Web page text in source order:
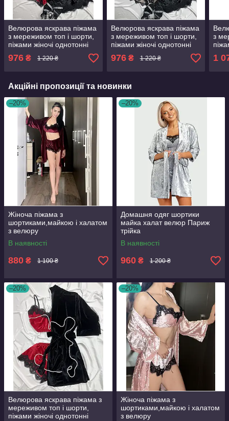
Велюрова яскрава піжама
з мереживом топ і шорти,
піжами жіночі однотонні
976 ₴ 1 220 ₴
Велюрова яскрава піжама
з мереживом топ і шорти,
піжами жіночі однотонні
976₴ 1 220 ₴
з
1
Акційні пропозиції та новинки
–20%
Жіноча піжама з
шортиками,майкою і халатом
з велюру
В наявності
880 ₴ 1 100 ₴
–20%
Домашня одяг шортики
майка халат велюр Париж
трійка
В наявності
960 ₴ 1 200 ₴
–20%
Велюрова яскрава піжама з
мереживом топ і шорти,
піжами жіночі однотонні
–20%
Жіноча піжама з
шортиками,майкою і халатом
з велюру